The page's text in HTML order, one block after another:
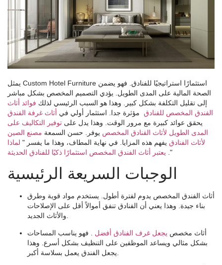
يمثل Custom Hotel Furniture استثمارًا استراتيجيًا للفنادق. فهو يضمن
الصحة المالية على المدى الطويل. يؤدي التصميم المخصص بشكل مباشر
إلى تقليل التكلفة بشكل كبير. وهذا هو السبب الرئيسي لذلك فوائد أثاث
الفندق المخصص للفنادق
مؤثرة جدا. استثمار أولي في أثاث غرفة الفندق
يحقق عوائد كبيرة مع مرور الوقت. وهذا يدل على توفير التكاليف على
المدى الطويل لأثاث الفنادق المخصص يوفر. حسن السمعة مصنع الصين
لأثاث الفنادق يفهم هذه المزايا. في نهاية المطاف، وهذا ما يفسر " لماذا
."
الوجبات السريعة الرئيسية
أثاث الفندق المخصص يدوم لفترة أطول. يستخدم مواد قوية وطرق
بناء جيدة. وهذا يعني أن الفنادق تنفق أموالاً أقل على الإصلاحات
والأثاث الجديد.
أثاث مخصص يجعل غرف الفنادق أفضل
. فهو يناسب المساحات
بشكل مثالي ويساعد الموظفين على التنظيف بشكل أسرع. وهذا